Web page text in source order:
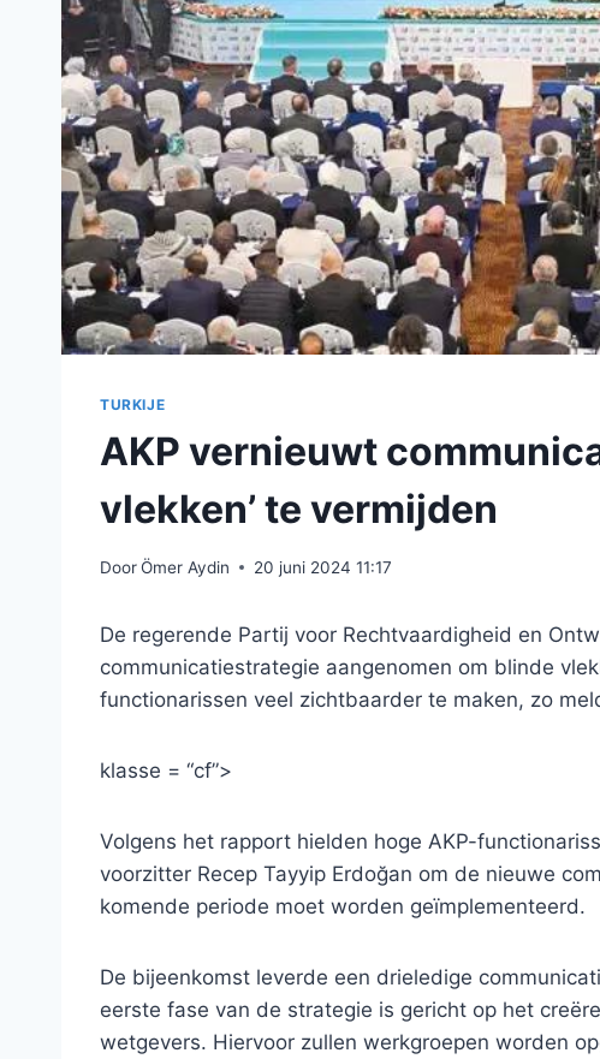
TURKIJE
AKP vernieuwt
vlekken’ te vermijden
DoorÖmer Aydin 20 juni 2024 11:17
De regerende Partij voor Rechtvaardigheid en
communicatiestrategie aangenomen om blinde
functionarissen veel zichtbaarder te maken, zo
klasse = “cf”>
Volgens het rapport hielden hoge AKP-
voorzitter Recep Tayyip Erdoğan om de nieuwe
komende periode moet worden geïmplementeerd.
De bijeenkomst leverde een drieledige
eerste fase van de strategie is gericht op het
wetgevers. Hiervoor zullen werkgroepen worden